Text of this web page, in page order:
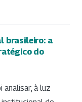
brasileiro: a
do
à luz